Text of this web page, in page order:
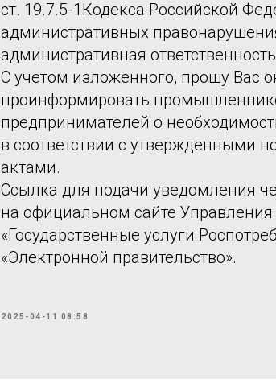
ст. 19.7.5-1Кодекса Российской
административных
административная
С учетом изложенного, прошу Вас
проинформировать
предпринимателей о
в соответствии с утвержденными
актами.
Ссылка для подачи уведомления
на официальном сайте Управления
«Государственные услуги
«Электронной правительство».
2025-04-11 08:58